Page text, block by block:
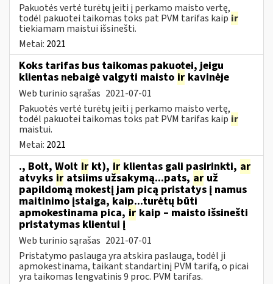
Pakuotės vertė turėtų įeiti į perkamo maisto vertę,
todėl pakuotei taikomas toks pat PVM tarifas kaip ir
tiekiamam maistui išsinešti.
Metai: 2021
Koks tarifas bus taikomas pakuotei, jeigu
klientas nebaigė valgyti maisto ir kavinėje
Web turinio sąrašas 2021-07-01
Pakuotės vertė turėtų įeiti į perkamo maisto vertę,
todėl pakuotei taikomas toks pat PVM tarifas kaip ir
maistui.
Metai: 2021
., Bolt, Wolt ir kt), ir klientas gali pasirinkti, ar
atvyks ir atsiims užsakymą...pats, ar už
papildomą mokestį jam picą pristatys į namus
maitinimo įstaiga, kaip...turėtų būti
apmokestinama pica, ir kaip – maisto išsinešti
pristatymas klientui į
Web turinio sąrašas 2021-07-01
Pristatymo paslauga yra atskira paslauga, todėl ji
apmokestinama, taikant standartinį PVM tarifą, o picai
yra taikomas lengvatinis 9 proc. PVM tarifas.